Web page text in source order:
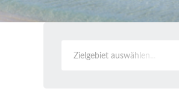
Zielgebiet auswählen...